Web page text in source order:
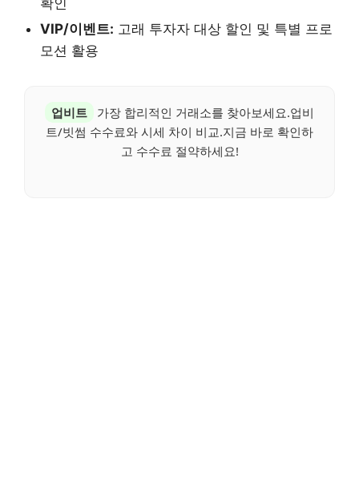
확인
VIP/이벤트: 고래 투자자 대상 할인 및 특별 프로
모션 활용
업비트
가장 합리적인 거래소를 찾아보세요.업비
트/빗썸 수수료와 시세 차이 비교.지금 바로 확인하
고 수수료 절약하세요!